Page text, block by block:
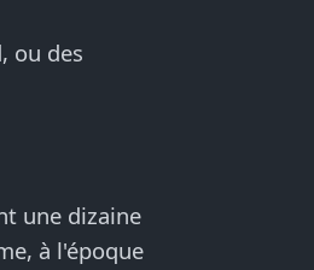
ou des
une dizaine
à l'époque